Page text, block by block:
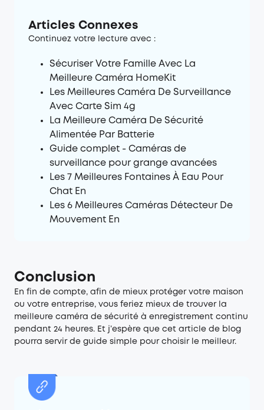
Articles Connexes
Continuez votre lecture avec :
Sécuriser Votre Famille Avec La
Meilleure Caméra HomeKit
Les Meilleures Caméra De Surveillance
Avec Carte Sim 4g
La Meilleure Caméra De Sécurité
Alimentée Par Batterie
Guide complet - Caméras de
surveillance pour grange avancées
Les 7 Meilleures Fontaines À Eau Pour
Chat En
Les 6 Meilleures Caméras Détecteur De
Mouvement En
Conclusion
En fin de compte, afin de mieux protéger votre maison
ou votre entreprise, vous feriez mieux de trouver la
meilleure caméra de sécurité à enregistrement continu
pendant 24 heures. Et j’espère que cet article de blog
pourra servir de guide simple pour choisir le meilleur.